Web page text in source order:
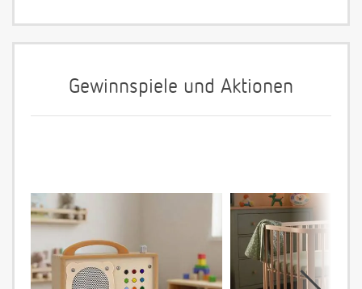
Gewinnspiele und Aktionen